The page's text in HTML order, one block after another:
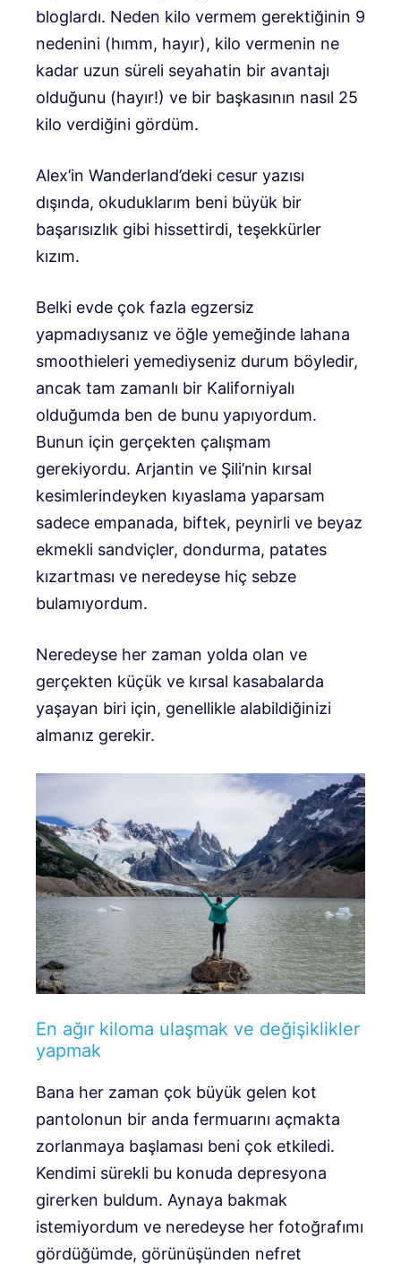
bloglardı. Neden kilo vermem gerektiğinin 9
nedenini (hımm, hayır), kilo vermenin ne
kadar uzun süreli seyahatin bir avantajı
olduğunu (hayır!) ve bir başkasının nasıl 25
kilo verdiğini gördüm.
Alex’in Wanderland’deki cesur yazısı
dışında, okuduklarım beni büyük bir
başarısızlık gibi hissettirdi, teşekkürler
kızım.
Belki evde çok fazla egzersiz
yapmadıysanız ve öğle yemeğinde lahana
smoothieleri yemediyseniz durum böyledir,
ancak tam zamanlı bir Kaliforniyalı
olduğumda ben de bunu yapıyordum.
Bunun için gerçekten çalışmam
gerekiyordu. Arjantin ve Şili’nin kırsal
kesimlerindeyken kıyaslama yaparsam
sadece empanada, biftek, peynirli ve beyaz
ekmekli sandviçler, dondurma, patates
kızartması ve neredeyse hiç sebze
bulamıyordum.
Neredeyse her zaman yolda olan ve
gerçekten küçük ve kırsal kasabalarda
yaşayan biri için, genellikle alabildiğinizi
almanız gerekir.
En ağır kiloma ulaşmak ve değişiklikler
yapmak
Bana her zaman çok büyük gelen kot
pantolonun bir anda fermuarını açmakta
zorlanmaya başlaması beni çok etkiledi.
Kendimi sürekli bu konuda depresyona
girerken buldum. Aynaya bakmak
istemiyordum ve neredeyse her fotoğrafımı
gördüğümde, görünüşünden nefret